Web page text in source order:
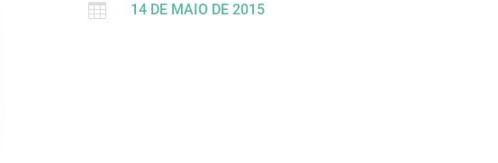
 14 DE MAIO DE 2015